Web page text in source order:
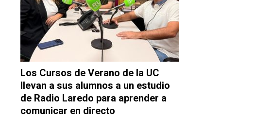
Los Cursos de Verano de la UC
llevan a sus alumnos a un estudio
de Radio Laredo para aprender a
comunicar en directo